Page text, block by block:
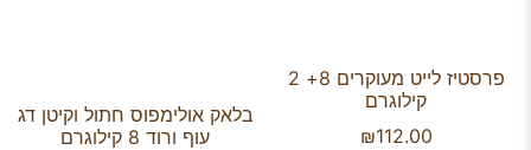
פרסטיז לייט מעוקרים 8+ 2
קילוגרם
₪112.00
בלאק אולימפוס חתול וקיטן דג
עוף ורוד 8 קילוגרם